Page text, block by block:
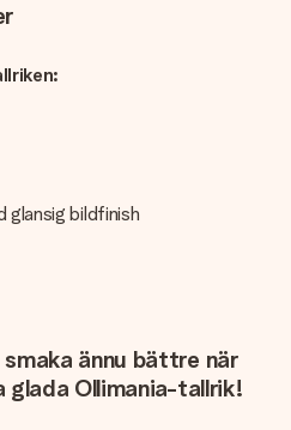
bildfinish
ännu bättre när
glada Ollimania-tallrik!